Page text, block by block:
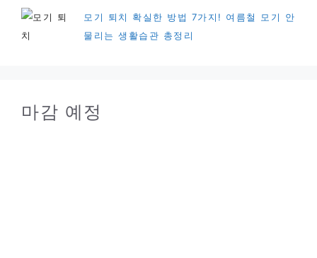
모기 퇴치 확실한 방법 7가지! 여름철 모기 안
물리는 생활습관 총정리
마감 예정